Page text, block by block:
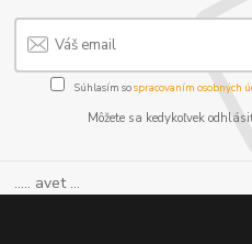
Súhlasím sospracovaním osobných
Môžete sa kedykoľvek
..... avet ...